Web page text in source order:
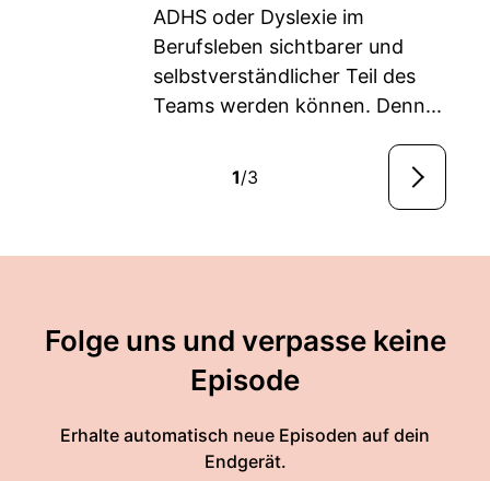
ADHS oder Dyslexie im
Berufsleben sichtbarer und
selbstverständlicher Teil des
Teams werden können. Denn...
1/3
Folge uns und verpasse keine
Episode
Erhalte automatisch neue Episoden auf dein
Endgerät.